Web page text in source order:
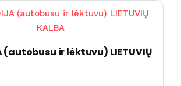
(autobusu ir lėktuvu) LIETUVIŲ